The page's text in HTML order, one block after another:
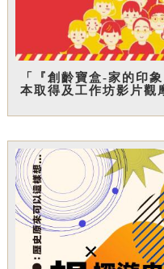
「『創齡寶盒-家的印
本取得及工作坊影片觀